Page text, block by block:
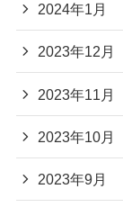
2024年1月
2023年12月
2023年11月
2023年10月
2023年9月